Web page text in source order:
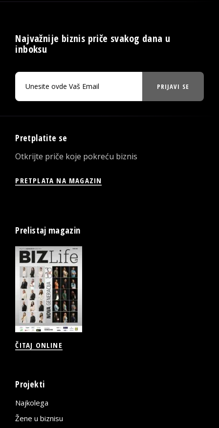
Najvažnije biznis priče svakog dana u
inboksu
PRIJAVI SE
Pretplatite se
Otkrijte priče koje pokreću biznis
PRETPLATA NA MAGAZIN
Prelistaj magazin
ČITAJ ONLINE
Projekti
Najkolega
Žene u biznisu